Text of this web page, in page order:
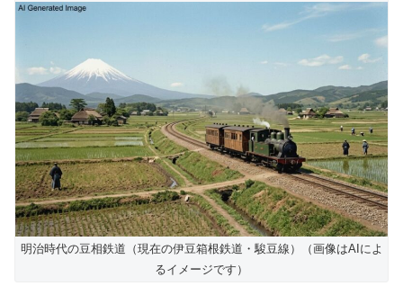
明治時代の豆相鉄道（現在の伊豆箱根鉄道・駿豆線）（画像はAIによ
るイメージです）